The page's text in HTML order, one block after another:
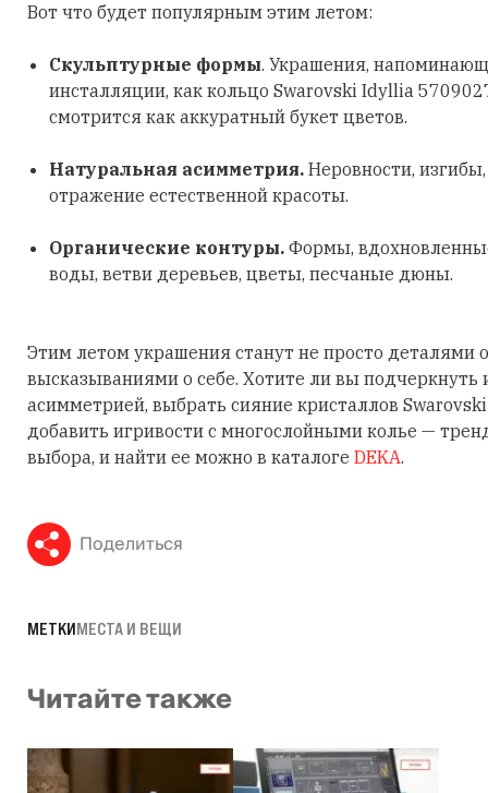
Вот что будет популярным этим летом:
Скульптурные формы. Украшения,
инсталляции, как кольцо Swarovski Idyllia
смотрится как аккуратный букет цветов.
Натуральная асимметрия. Неровности,
отражение естественной красоты.
Органические контуры. Формы,
воды, ветви деревьев, цветы, песчаные дюны.
Этим летом украшения станут не просто деталями
высказываниями о себе. Хотите ли вы подчеркнуть
асимметрией, выбрать сияние кристаллов
добавить игривости с многослойными колье —
выбора, и найти ее можно в каталоге DEKA.
Поделиться
МЕТКИМЕСТА И ВЕЩИ
Читайте также